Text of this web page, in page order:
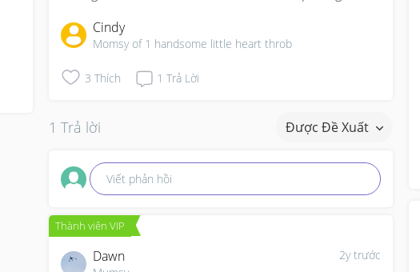
Cindy
Momsy of 1 handsome little heart throb
3 Thích 1 Trả Lời
1 Trả lời Được Đề Xuất
Viết phản hồi
Thành viên VIP
2y trước
Dawn